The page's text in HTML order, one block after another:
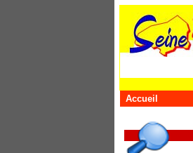
Accueil